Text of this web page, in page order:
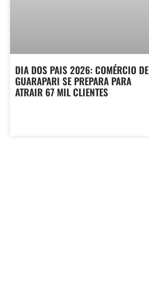
DIA DOS PAIS 2026: COMÉRCIO DE
GUARAPARI SE PREPARA PARA
ATRAIR 67 MIL CLIENTES